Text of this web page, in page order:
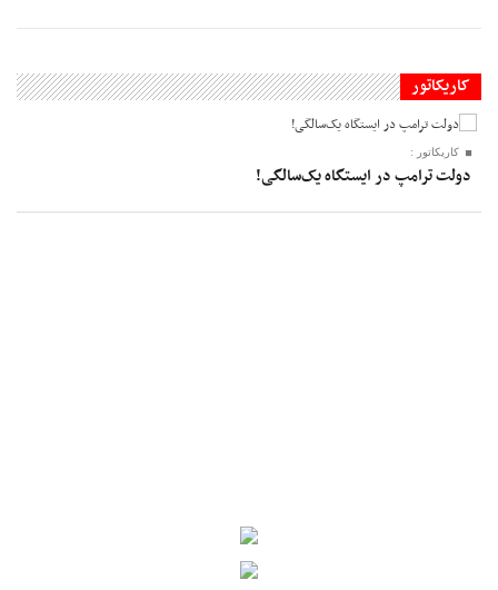
کاریکاتور
کاریکاتور :
دولت ترامپ در ایستگاه یک‌سالگی!